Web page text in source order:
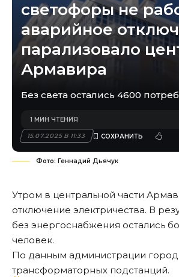
светофоры не
аварийное
парализовало
Армавира
Без света остались 4600
15.07.2025 В 11:33
1 МИН ЧТЕНИЯ
Фото: Геннадий Дьячук
Утром в центральной части
отключение электричества. В
без энергоснабжения остались
человек.
По данным администрации
трансформаторных подстанций.